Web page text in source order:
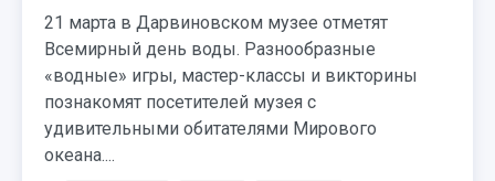
21 марта в Дарвиновском музее отметят
Всемирный день воды. Разнообразные
«водные» игры, мастер-классы и викторины
познакомят посетителей музея с
удивительными обитателями Мирового
океана....